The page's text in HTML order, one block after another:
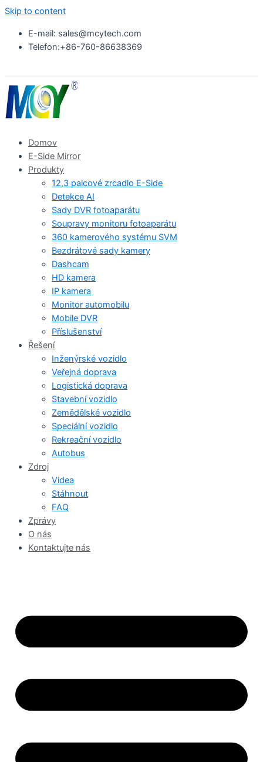
Skip to content
E-mail: sales@mcytech.com
Telefon:+86-760-86638369
Domov
E-Side Mirror
Produkty
12,3 palcové zrcadlo E-Side
Detekce AI
Sady DVR fotoaparátu
Soupravy monitoru fotoaparátu
360 kamerového systému SVM
Bezdrátové sady kamery
Dashcam
HD kamera
IP kamera
Monitor automobilu
Mobile DVR
Příslušenství
Řešení
Inženýrské vozidlo
Veřejná doprava
Logistická doprava
Stavební vozidlo
Zemědělské vozidlo
Speciální vozidlo
Rekreační vozidlo
Autobus
Zdroj
Videa
Stáhnout
FAQ
Zprávy
O nás
Kontaktujte nás